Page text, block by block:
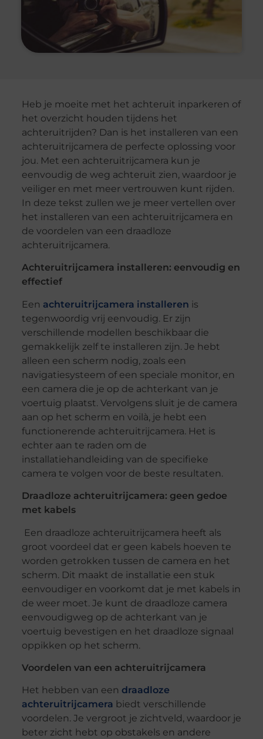
Heb je moeite met het achteruit inparkeren of
het overzicht houden tijdens het
achteruitrijden? Dan is het installeren van een
achteruitrijcamera de perfecte oplossing voor
jou. Met een achteruitrijcamera kun je
eenvoudig de weg achteruit zien, waardoor je
veiliger en met meer vertrouwen kunt rijden.
In deze tekst zullen we je meer vertellen over
het installeren van een achteruitrijcamera en
de voordelen van een draadloze
achteruitrijcamera.
Achteruitrijcamera installeren: eenvoudig en
effectief
Een achteruitrijcamera installeren is
tegenwoordig vrij eenvoudig. Er zijn
verschillende modellen beschikbaar die
gemakkelijk zelf te installeren zijn. Je hebt
alleen een scherm nodig, zoals een
navigatiesysteem of een speciale monitor, en
een camera die je op de achterkant van je
voertuig plaatst. Vervolgens sluit je de camera
aan op het scherm en voilà, je hebt een
functionerende achteruitrijcamera. Het is
echter aan te raden om de
installatiehandleiding van de specifieke
camera te volgen voor de beste resultaten.
Draadloze achteruitrijcamera: geen gedoe
met kabels
Een draadloze achteruitrijcamera heeft als
groot voordeel dat er geen kabels hoeven te
worden getrokken tussen de camera en het
scherm. Dit maakt de installatie een stuk
eenvoudiger en voorkomt dat je met kabels in
de weer moet. Je kunt de draadloze camera
eenvoudigweg op de achterkant van je
voertuig bevestigen en het draadloze signaal
oppikken op het scherm.
Voordelen van een achteruitrijcamera
Het hebben van een draadloze
achteruitrijcamera biedt verschillende
voordelen. Je vergroot je zichtveld, waardoor je
beter zicht hebt op obstakels en andere